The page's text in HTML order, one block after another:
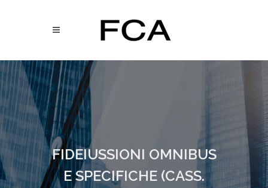
FIDEIUSSIONI OMNIBUS
E SPECIFICHE (CASS.